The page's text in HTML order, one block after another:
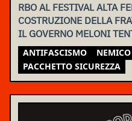
RBO AL FESTIVAL ALTA
COSTRUZIONE DELLA
IL GOVERNO MELONI
MOVIMENTO
ANTIFASCISMO
PACCHETTO SICUREZZA